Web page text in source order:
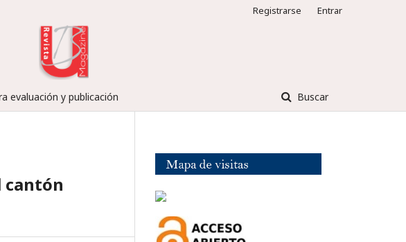
evaluación y publicación Buscar
Registrarse Entrar
cantón